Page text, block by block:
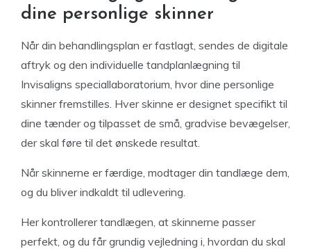
dine personlige skinner
Når din behandlingsplan er fastlagt, sendes de digitale
aftryk og den individuelle tandplanlægning til
Invisaligns speciallaboratorium, hvor dine personlige
skinner fremstilles. Hver skinne er designet specifikt til
dine tænder og tilpasset de små, gradvise bevægelser,
der skal føre til det ønskede resultat.
Når skinnerne er færdige, modtager din tandlæge dem,
og du bliver indkaldt til udlevering.
Her kontrollerer tandlægen, at skinnerne passer
perfekt, og du får grundig vejledning i, hvordan du skal